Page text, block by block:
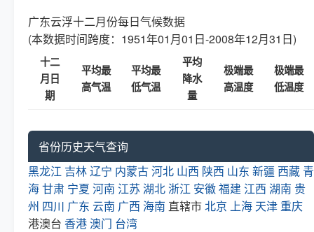
广东云浮十二月份每日气候数据
(本数据时间跨度：1951年01月01日-2008年12月31日)
十二
月日
期
平均最
高气温
平均最
低气温
平均
降水
量
极端最
高温度
极端最
低温度
省份历史天气查询
黑龙江 吉林辽宁 内蒙古河北 山西 陕西 山东 新疆 西藏 青
海甘肃 宁夏 河南 江苏 湖北 浙江 安徽福建 江西 湖南 贵
州 四川 广东 云南 广西 海南 直辖市北京 上海 天津 重庆
港澳台 香港澳门 台湾